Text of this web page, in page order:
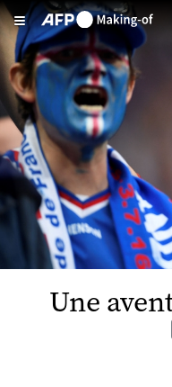
Aller au contenu principal
Une